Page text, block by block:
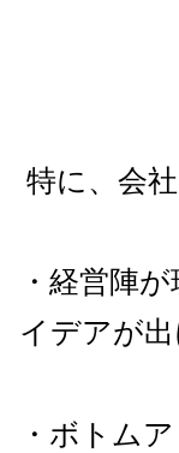
特に、会
・経営陣
イデアが
・ボトム